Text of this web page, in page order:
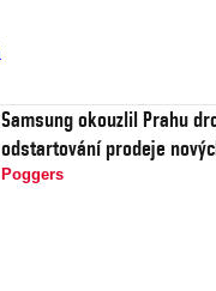
Samsung okouzlil Prahu
odstartování prodeje
Poggers